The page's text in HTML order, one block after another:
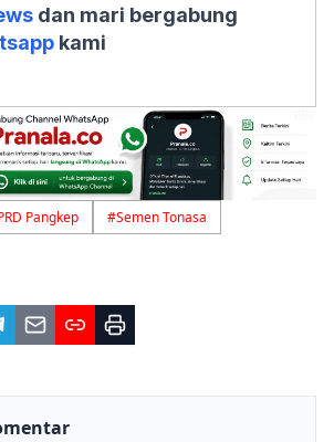
dan mari bergabung
kami
Pangkep #Semen Tonasa